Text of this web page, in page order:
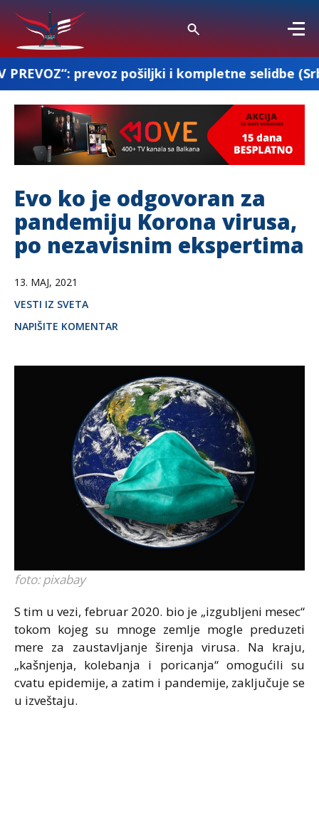
pošiljki i kompletne selidbe (Srbija-
Evo ko je odgovoran za
pandemiju Korona virusa,
po nezavisnim ekspertima
13. MAJ, 2021
VESTI IZ SVETA
NAPIŠITE KOMENTAR
foto: pixabay
S tim u vezi, februar 2020. bio je „izgubljeni mesec“
tokom kojeg su mnoge zemlje mogle preduzeti
mere za zaustavljanje širenja virusa. Na kraju,
„kašnjenja, kolebanja i poricanja“ omogućili su
cvatu epidemije, a zatim i pandemije, zaključuje se
u izveštaju.